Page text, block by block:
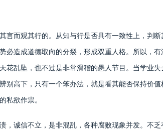
而观其行的。从知与行是否具有一致性上，判
必造成道德取向的分裂，形成双重人格。所以，
花乱坠，也不过是非常滑稽的愚人节目。当学业
别高下，只有一个笨办法，就是看其能否保持价
私欲作祟。
诚信不立，是非混乱，各种腐败现象并发。不